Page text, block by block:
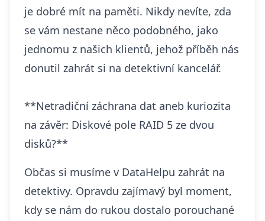
je dobré mít na paměti. Nikdy nevíte, zda
se vám nestane něco podobného, jako
jednomu z našich klientů, jehož příběh nás
donutil zahrát si na detektivní kancelář.
**Netradiční záchrana dat aneb kuriozita
na závěr: Diskové pole RAID 5 ze dvou
disků?**
Občas si musíme v DataHelpu zahrát na
detektivy. Opravdu zajímavý byl moment,
kdy se nám do rukou dostalo porouchané